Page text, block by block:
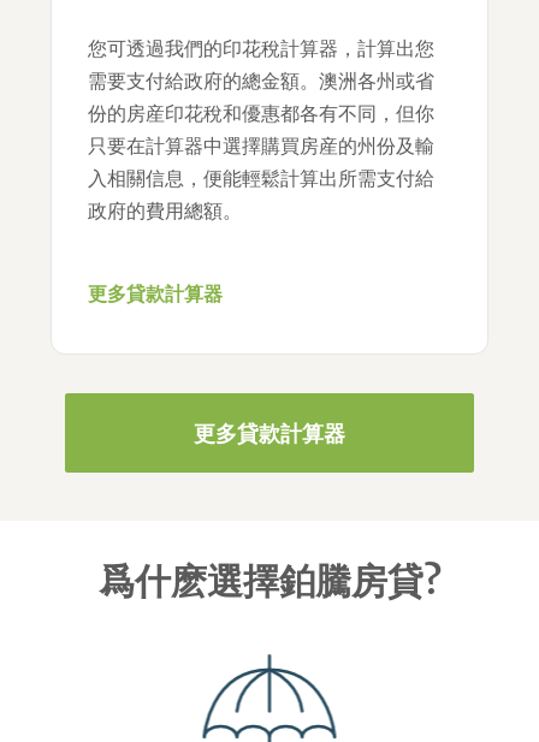
您可透過我們的印花稅計算器，計算出您
需要支付給政府的總金額。澳洲各州或省
份的房産印花稅和優惠都各有不同，但你
只要在計算器中選擇購買房産的州份及輸
入相關信息，便能輕鬆計算出所需支付給
政府的費用總額。
更多貸款計算器
更多貸款計算器
爲什麽選擇鉑騰房貸?